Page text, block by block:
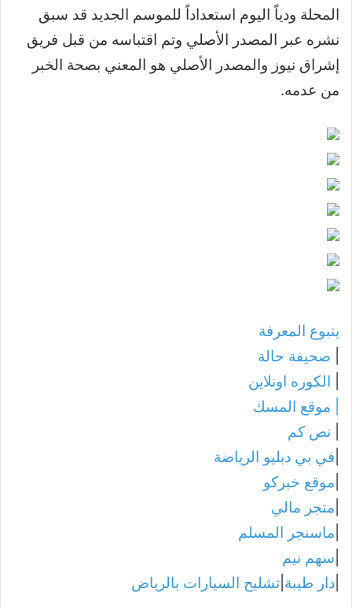
المحلة ودياً اليوم استعداداً للموسم الجديد قد سبق
نشره عبر المصدر الأصلي وتم اقتباسه من قبل فريق
إشراق نيوز والمصدر الأصلي هو المعني بصحة الخبر
من عدمه.
ينبوع المعرفة
صحيفة حالة
الكوره اونلاين
موقع المسك
نص كم
في بي دبليو الرياضة
موقع خبركو
متجر مالي
ماسنجر المسلم
سهم نيم
دار طيبة تشليح السيارات بالرياض